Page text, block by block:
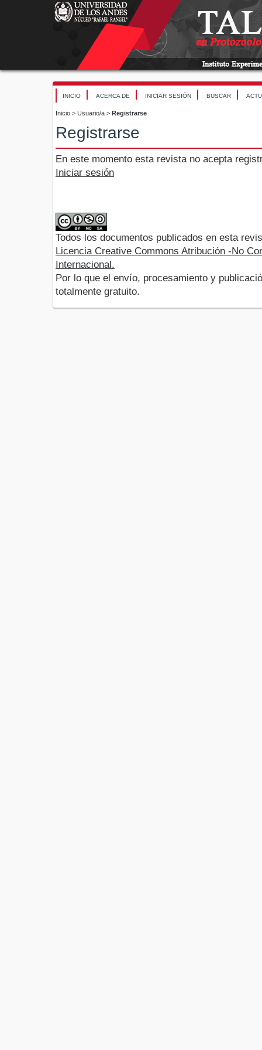
INICIO ACERCA DE INICIAR SESIÓN BUSCAR
Inicio > Usuario/a > Registrarse
Registrarse
En este momento esta revista no acepta
Iniciar sesión
Todos los documentos publicados en esta
Licencia Creative Commons Atribución -No
Internacional.
Por lo que el envío, procesamiento y
totalmente gratuito.